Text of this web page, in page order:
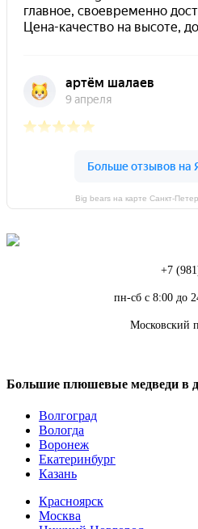
Big bears на карте
+7
пн-сб с 8:00 до
Московский
Большие плюшевые медведи в
Волгоград
Вологда
Воронеж
Екатеринбург
Казань
Красноярск
Москва